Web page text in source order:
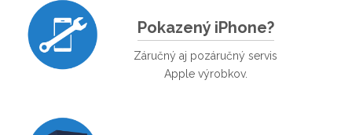
Pokazený iPhone?
Záručný aj pozáručný servis
Apple výrobkov.